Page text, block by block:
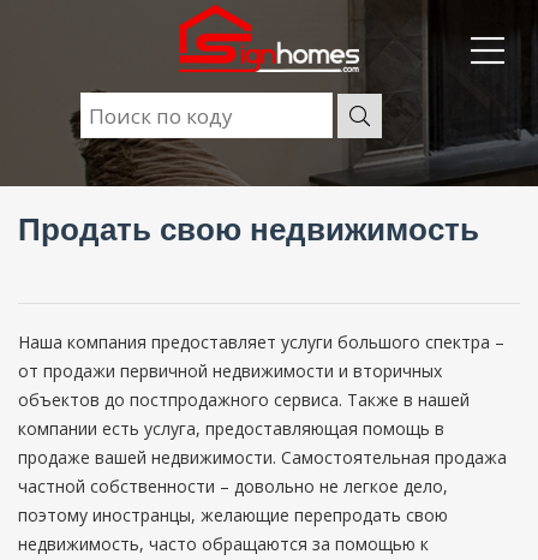
Продать свою недвижимость
Наша компания предоставляет услуги большого спектра –
от продажи первичной недвижимости и вторичных
объектов до постпродажного сервиса. Также в нашей
компании есть услуга, предоставляющая помощь в
продаже вашей недвижимости. Самостоятельная продажа
частной собственности – довольно не легкое дело,
поэтому иностранцы, желающие перепродать свою
недвижимость, часто обращаются за помощью к